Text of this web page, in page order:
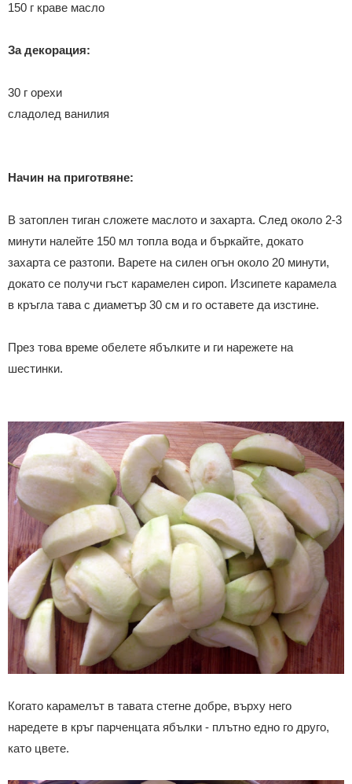
150 г краве масло
За декорация:
30 г орехи
сладолед ванилия
Начин на приготвяне:
В затоплен тиган сложете маслото и захарта. След около 2-3
минути налейте 150 мл топла вода и бъркайте, докато
захарта се разтопи. Варете на силен огън около 20 минути,
докато се получи гъст карамелен сироп. Изсипете карамела
в кръгла тава с диаметър 30 см и го оставете да изстине.
През това време обелете ябълките и ги нарежете на
шестинки.
Когато карамелът в тавата стегне добре, върху него
наредете в кръг парченцата ябълки - плътно едно го друго,
като цвете.